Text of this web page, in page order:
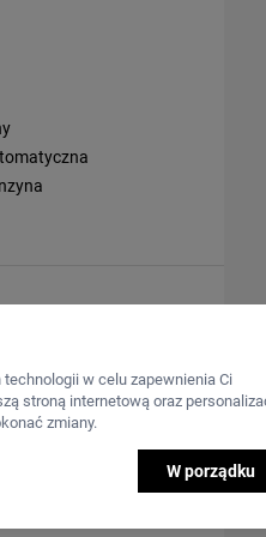
w celu zapewnienia Ci
stroną internetową oraz
zmiany.
W porządku